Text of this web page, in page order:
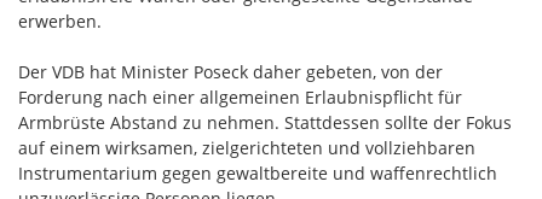
erwerben.
Der VDB hat Minister Poseck daher gebeten, von der
Forderung nach einer allgemeinen Erlaubnispflicht für
Armbrüste Abstand zu nehmen. Stattdessen sollte der Fokus
auf einem wirksamen, zielgerichteten und vollziehbaren
Instrumentarium gegen gewaltbereite und waffenrechtlich